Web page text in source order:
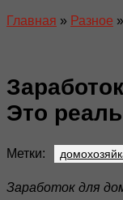
Главная » Разное »
Это
Метки:
Заработок для